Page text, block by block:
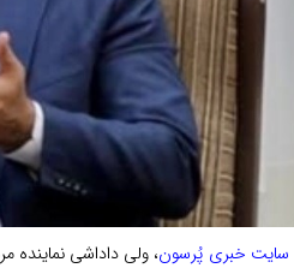
سایت خبری پُرسون، ولی داداشی نماینده